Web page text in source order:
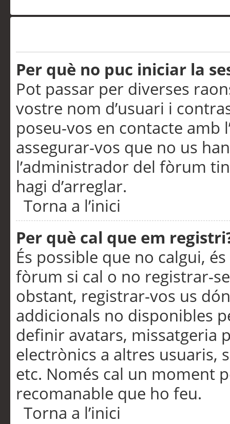
Per què no puc iniciar la
Pot passar per diverses
vostre nom d’usuari i
poseu-vos en contacte
assegurar-vos que no us
l’administrador del fòrum
hagi d’arreglar.
Torna a l’inici
Per què cal que em
És possible que no calgui,
fòrum si cal o no registrar-
obstant, registrar-vos us
addicionals no disponibles
definir avatars, missatgeria
electrònics a altres usuaris,
etc. Només cal un moment
recomanable que ho feu.
Torna a l’inici